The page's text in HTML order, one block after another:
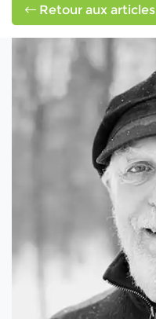
Retour aux articles